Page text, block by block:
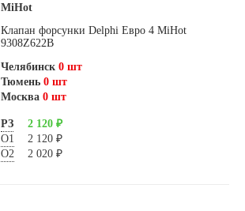
MiHot
Клапан форсунки Delphi Евро 4 MiHot
9308Z622B
Челябинск 0 шт
Тюмень 0 шт
Москва 0 шт
РЗ
2 120 ₽
О1
2 120 ₽
О2
2 020 ₽